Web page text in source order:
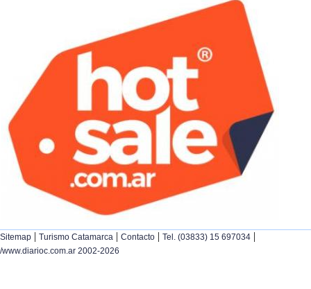
Sitemap | Turismo Catamarca | Contacto | Tel. (03833) 15 697034 |
/www.diarioc.com.ar 2002-2026